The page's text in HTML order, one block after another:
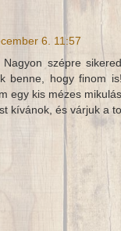
6. 11:57
Nagyon szépre
benne, hogy finom
egy kis mézes
kívánok, és várjuk a